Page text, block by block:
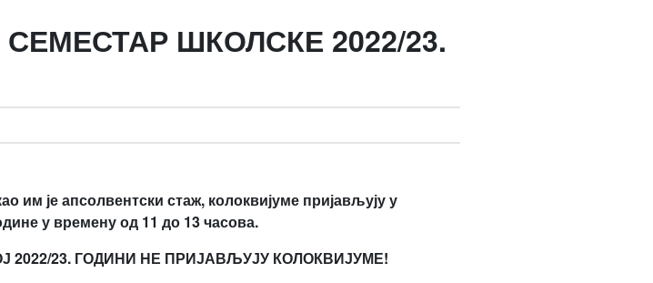
ШКОЛСКЕ 2022/23.
им је апсолвентски стаж, колоквијуме пријављују у
у времену од 11 до 13 часова.
2022/23. ГОДИНИ НЕ ПРИЈАВЉУЈУ КОЛОКВИЈУМЕ!